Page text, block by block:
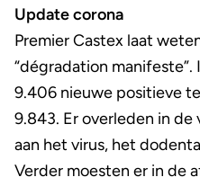
Update corona
Premier Castex laat
“dégradation
9.406 nieuwe positieve
9.843. Er overleden in
aan het virus, het
Verder moesten er in de